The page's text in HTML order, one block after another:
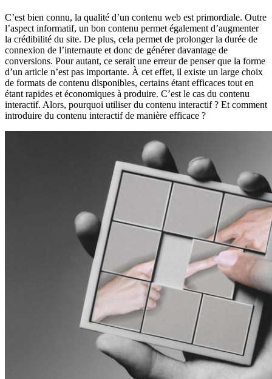
C’est bien connu, la qualité d’un contenu web est primordiale. Outre
l’aspect informatif, un bon contenu permet également d’augmenter
la crédibilité du site. De plus, cela permet de prolonger la durée de
connexion de l’internaute et donc de générer davantage de
conversions. Pour autant, ce serait une erreur de penser que la forme
d’un article n’est pas importante. À cet effet, il existe un large choix
de formats de contenu disponibles, certains étant efficaces tout en
étant rapides et économiques à produire. C’est le cas du contenu
interactif. Alors, pourquoi utiliser du contenu interactif ? Et comment
introduire du contenu interactif de manière efficace ?